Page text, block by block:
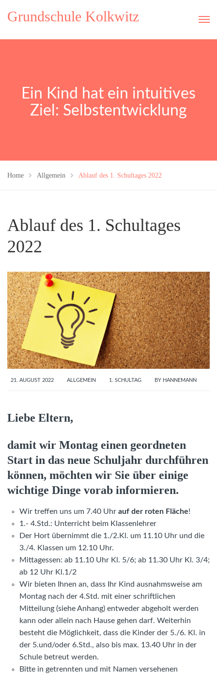
Grundschule Kolkwitz
Ein Kind hat ein intuitives
Ziel: Selbstentwicklung
Home Allgemein Ablauf des 1. Schultages 2022
Ablauf des 1. Schultages
2022
21. AUGUST 2022 ALLGEMEIN 1. SCHULTAG BY HANNEMANN
Liebe Eltern,
damit wir Montag einen geordneten
Start in das neue Schuljahr durchführen
können, möchten wir Sie über einige
wichtige Dinge vorab informieren.
Wir treffen uns um 7.40 Uhr auf der roten Fläche!
1.- 4.Std.: Unterricht beim Klassenlehrer
Der Hort übernimmt die 1./2.Kl. um 11.10 Uhr und die
3./4. Klassen um 12.10 Uhr.
Mittagessen: ab 11.10 Uhr Kl. 5/6; ab 11.30 Uhr Kl. 3/4;
ab 12 Uhr Kl.1/2
Wir bieten Ihnen an, dass Ihr Kind ausnahmsweise am
Montag nach der 4.Std. mit einer schriftlichen
Mitteilung (siehe Anhang) entweder abgeholt werden
kann oder allein nach Hause gehen darf. Weiterhin
besteht die Möglichkeit, dass die Kinder der 5./6. Kl. in
der 5.und/oder 6.Std., also bis max. 13.40 Uhr in der
Schule betreut werden.
Bitte in getrennten und mit Namen versehenen